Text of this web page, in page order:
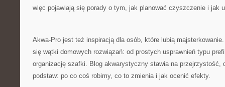
więc pojawiają się porady o tym, jak planować czyszczenie i jak
Akwa-Pro jest też inspiracją dla osób, które lubią
się wątki domowych rozwiązań: od prostych usprawnień typu
organizację szafki. Blog akwarystyczny stawia na przejrzystość,
podstaw: po co coś robimy, co to zmienia i jak ocenić efekty.